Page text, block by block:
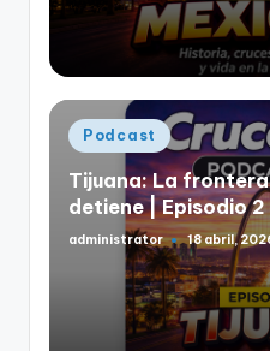
Publicado
en
Podcast
Tijuana: La frontera
detiene | Episodio 2
Publicado
administrator 18 abril,